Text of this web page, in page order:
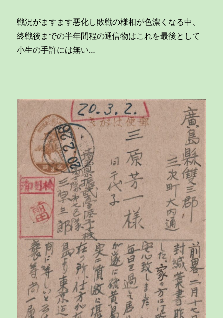
の
葉
で
居
る
と
家
の
中
が
眼
前
に
浮
か
ん
で
来
戦況がますます悪化し敗戦の様相が色濃くなる中、
終戦後までの半年間程の通信物はこれを最後として
小生の手許には無い…